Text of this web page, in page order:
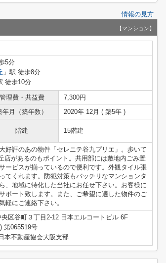
情報の見方
【マンション】
5分
」駅 徒歩8分
徒歩10分
管理費・共益費
7,300円
年月（築年数） 2020年 12月 ( 築5年 )
階建 15階建
好評のあの物件「セレニテ谷九プリエ」。歩いて
店があるのもポイント。共用部には敷地内ごみ置
ービスが揃っているので便利です。外観タイル張
てくれます。防犯対策もバッチリなマンションタ
、地域に特化した当社にお任せ下さい。お客様に
ポート致します。また、ご希望に適した物件のご
軽にご連絡下さい。
区谷町３丁目2-12 日本エルコートビル 6F
第065519号
本不動産協会大阪支部